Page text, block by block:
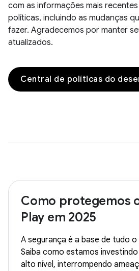
com as informações mais
políticas, incluindo as mudanças
fazer. Agradecemos por manter
atualizados.
Como protegemos
Play em 2025
A segurança é a base de tudo
Saiba como estamos
alto nível, interrompendo